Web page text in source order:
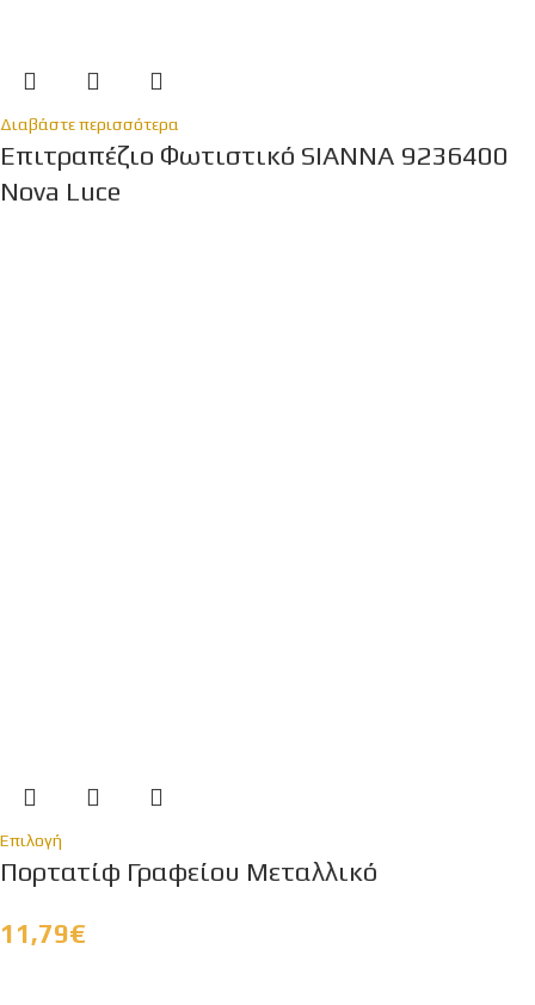
Διαβάστε περισσότερα
Επιτραπέζιο Φωτιστικό SIANNA 9236400
Nova Luce
Επιλογή
Πορτατίφ Γραφείου Μεταλλικό
11,79€